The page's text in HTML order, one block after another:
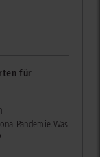
für
Pandemie. Was